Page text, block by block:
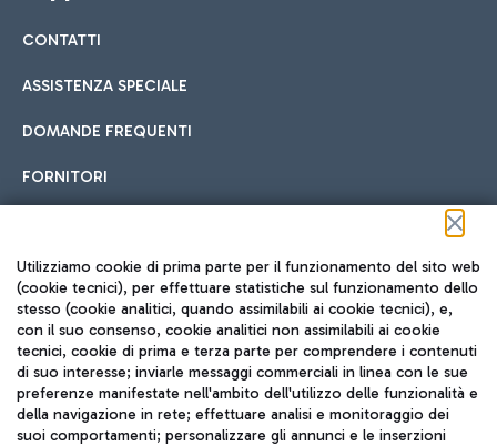
Cucina Internazionale
Fast Food
Hotel in aeroporto
Scegli l'alloggio più adatto e approfitta della vicinanza
all'aeroporto.
Car sharing
Con il Car Sharing è ancora più facile spostarsi
Treno
Raggiungi velocemente l'aeroporto di Fiumicino da Roma
tramite i servizi ferroviari Trenitalia.
CONTATTI
ASSISTENZA SPECIALE
DOMANDE FREQUENTI
FORNITORI
Seguici sui social
TRAVEL JOURNAL
ITA
Utilizziamo cookie di prima parte per il funzionamento del sito web
(cookie tecnici), per effettuare statistiche sul funzionamento dello
stesso (cookie analitici, quando assimilabili ai cookie tecnici), e,
con il suo consenso, cookie analitici non assimilabili ai cookie
tecnici, cookie di prima e terza parte per comprendere i contenuti
di suo interesse; inviarle messaggi commerciali in linea con le sue
preferenze manifestate nell'ambito dell'utilizzo delle funzionalità e
della navigazione in rete; effettuare analisi e monitoraggio dei
suoi comportamenti; personalizzare gli annunci e le inserzioni